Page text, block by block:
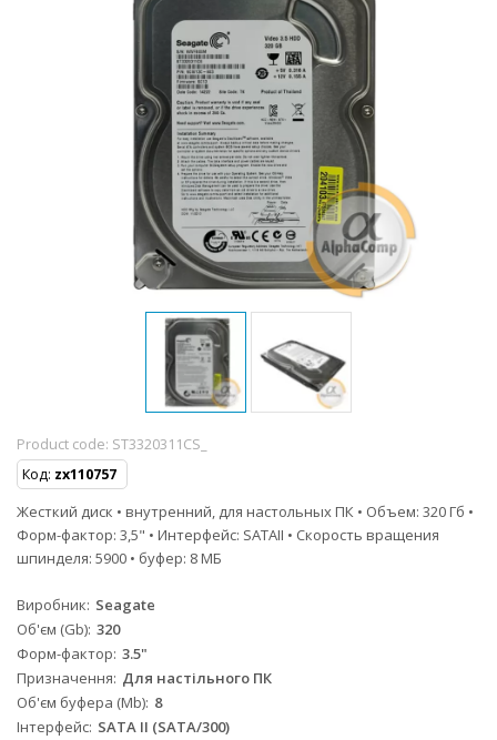
Product code: ST3320311CS_
Код: zx110757
Жесткий диск • внутренний, для настольных ПК • Объем: 320 Гб •
Форм-фактор: 3,5" • Интерфейс: SATAII • Скорость вращения
шпинделя: 5900 • буфер: 8 МБ
Виробник Seagate
Об'єм (Gb) 320
Форм-фактор 3.5"
Призначення Для настільного ПК
Об'єм буфера (Mb) 8
Інтерфейс SATA II (SATA/300)